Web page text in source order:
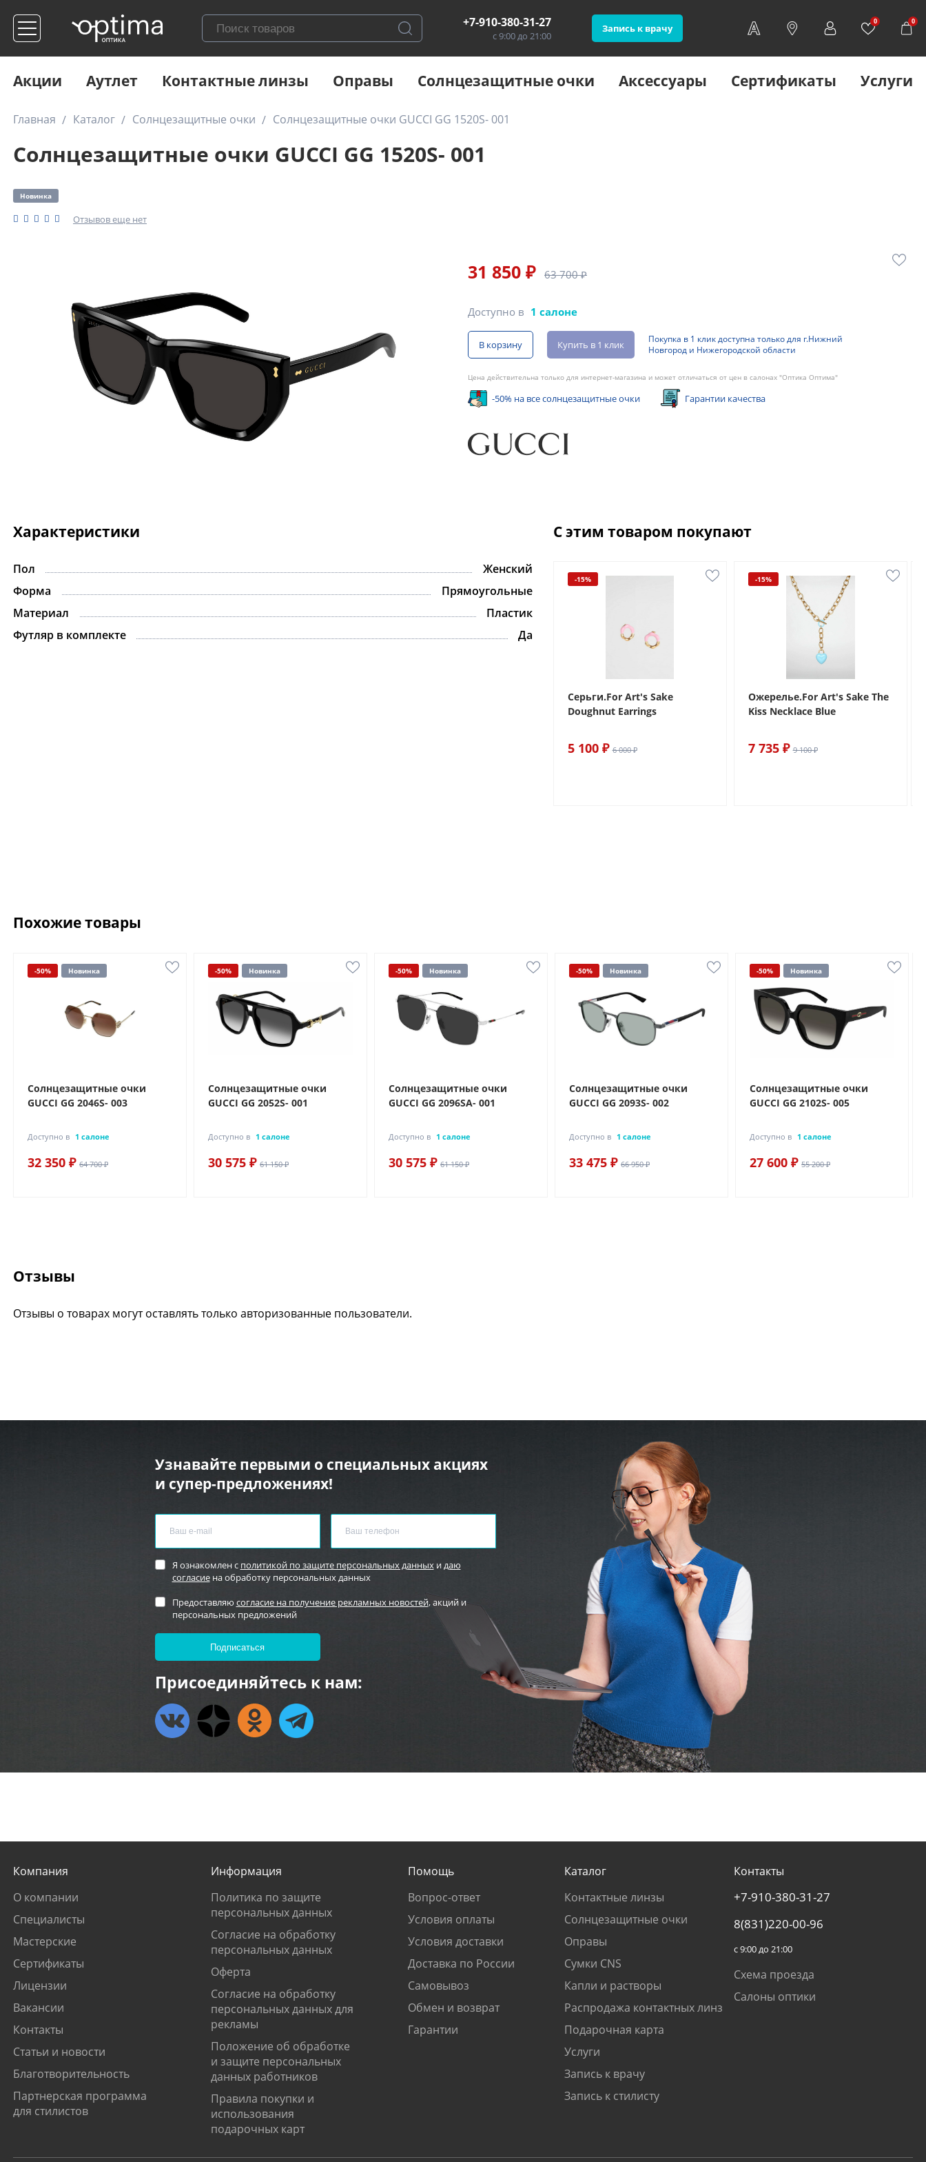
+7-910-380-31-27
с 9:00 до 21:00
Запись к врачу
0 0
Акции Аутлет Контактные линзы Оправы Солнцезащитные очки Аксессуары Сертификаты Услуги
Главная Каталог Солнцезащитные очки Солнцезащитные очки GUCCI GG 1520S- 001
Солнцезащитные очки GUCCI GG 1520S- 001
Новинка
Отзывов еще нет
31 850 ₽ 63 700 ₽
Доступно в 1 салоне
В корзину Купить в 1 клик
Покупка в 1 клик доступна только для г.Нижний
Новгород и Нижегородской области
Цена действительна только для интернет-магазина и может отличаться от цен в салонах "Оптика Оптима"
-50% на все солнцезащитные очки Гарантии качества
Характеристики
Пол
Женский
Форма
Прямоугольные
Материал
Пластик
Футляр в комплекте
Да
С этим товаром покупают
-15%
Серьги.For Art's Sake
Doughnut Earrings
5 100 ₽ 6 000 ₽
-15%
Ожерелье.For Art's Sake The
Kiss Necklace Blue
7 735 ₽ 9 100 ₽
Похожие товары
-50% Новинка
Солнцезащитные очки
GUCCI GG 2046S- 003
Доступно в 1 салоне
32 350 ₽ 64 700 ₽
-50% Новинка
Солнцезащитные очки
GUCCI GG 2052S- 001
Доступно в 1 салоне
30 575 ₽ 61 150 ₽
-50% Новинка
Солнцезащитные очки
GUCCI GG 2096SA- 001
Доступно в 1 салоне
30 575 ₽ 61 150 ₽
-50% Новинка
Солнцезащитные очки
GUCCI GG 2093S- 002
Доступно в 1 салоне
33 475 ₽ 66 950 ₽
-50% Новинка
Солнцезащитные очки
GUCCI GG 2102S- 005
Доступно в 1 салоне
27 600 ₽ 55 200 ₽
Отзывы
Отзывы о товарах могут оставлять только авторизованные пользователи.
Узнавайте первыми о специальных акциях
и супер-предложениях!
Я ознакомлен с политикой по защите персональных данныхи даю
согласиена обработку персональных данных
Предоставляю согласие на получение рекламных новостей, акций и
персональных предложений
Присоединяйтесь к нам:
Компания
О компании
Специалисты
Мастерские
Сертификаты
Лицензии
Вакансии
Контакты
Статьи и новости
Благотворительность
Партнерская программа
для стилистов
Информация
Политика по защите
персональных данных
Согласие на обработку
персональных данных
Оферта
Согласие на обработку
персональных данных для
рекламы
Положение об обработке
и защите персональных
данных работников
Правила покупки и
использования
подарочных карт
Помощь
Вопрос-ответ
Условия оплаты
Условия доставки
Доставка по России
Самовывоз
Обмен и возврат
Гарантии
Каталог
Контактные линзы
Солнцезащитные очки
Оправы
Сумки CNS
Капли и растворы
Распродажа контактных линз
Подарочная карта
Услуги
Запись к врачу
Запись к стилисту
Контакты
+7-910-380-31-27
8(831)220-00-96
с 9:00 до 21:00
Схема проезда
Салоны оптики